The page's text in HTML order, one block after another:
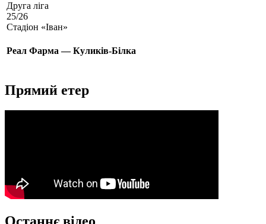
Друга ліга
25/26
Стадіон «Іван»
Реал Фарма — Куликів-Білка
Прямий етер
Останнє відео